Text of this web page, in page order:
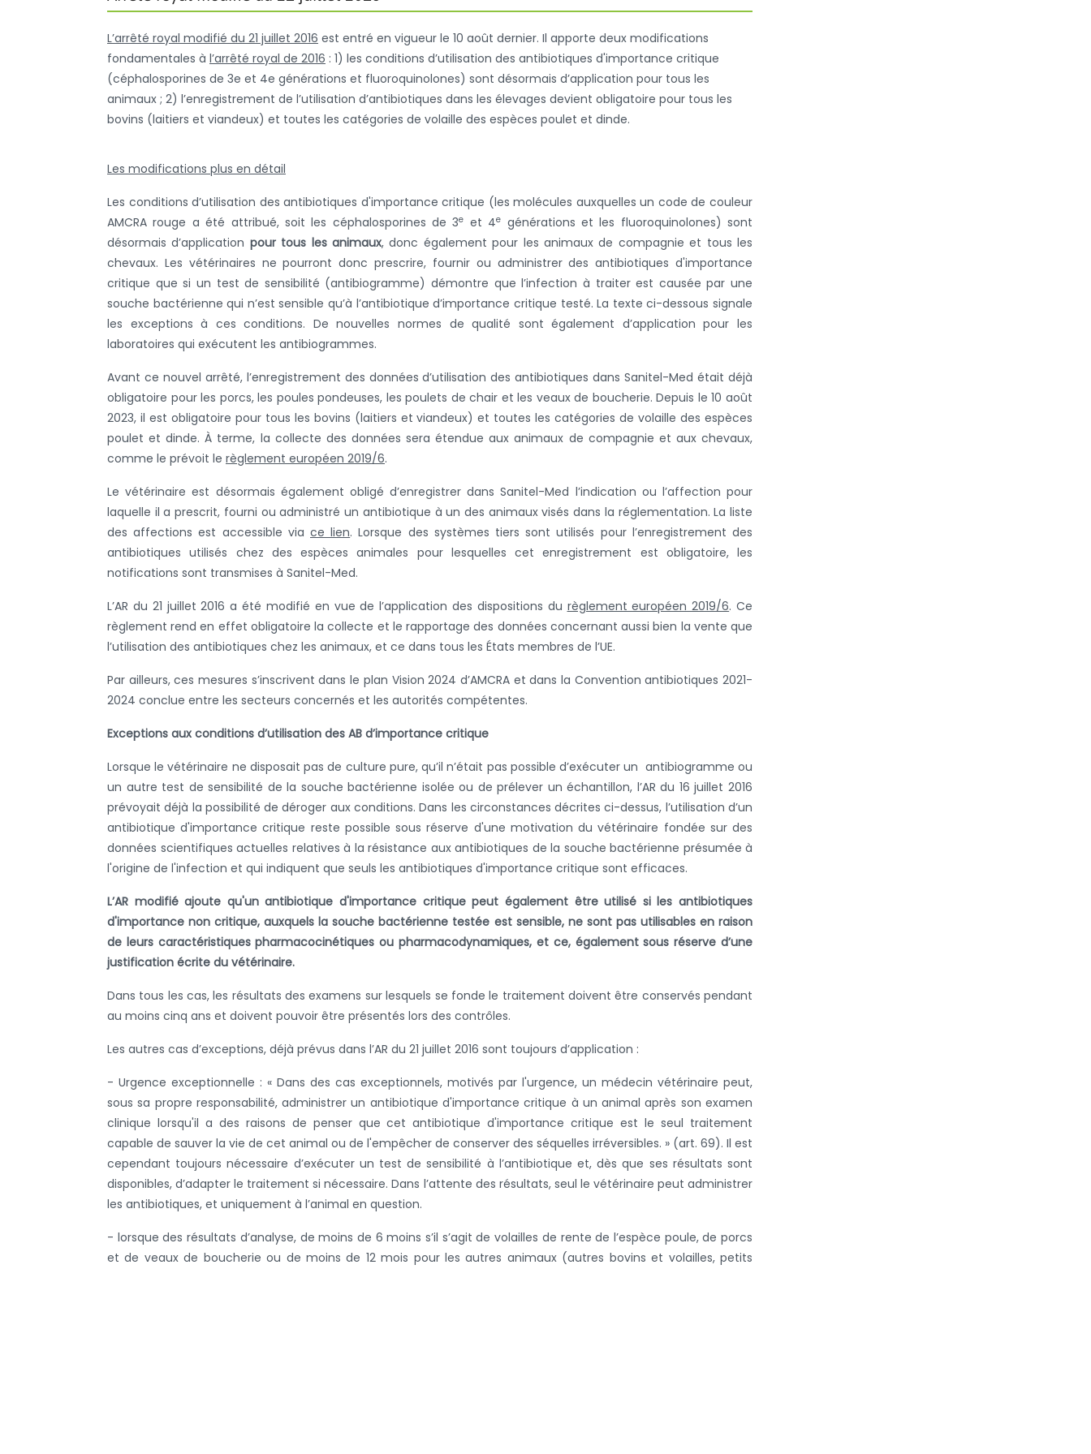
L’arrêté royal modifié du 21 juillet 2016 est entré en vigueur le 10 août dernier. Il apporte deux modifications
fondamentales à l’arrêté royal de 2016 : 1) les conditions d’utilisation des antibiotiques d'importance critique
(céphalosporines de 3e et 4e générations et fluoroquinolones) sont désormais d’application pour tous les
animaux ; 2) l’enregistrement de l’utilisation d’antibiotiques dans les élevages devient obligatoire pour tous les
bovins (laitiers et viandeux) et toutes les catégories de volaille des espèces poulet et dinde.
Les modifications plus en détail
Les conditions d’utilisation des antibiotiques d'importance critique (les molécules auxquelles un code de couleur
AMCRA rouge a été attribué, soit les céphalosporines de 3e et 4e générations et les fluoroquinolones) sont
désormais d’application pour tous les animaux, donc également pour les animaux de compagnie et tous les
chevaux. Les vétérinaires ne pourront donc prescrire, fournir ou administrer des antibiotiques d'importance
critique que si un test de sensibilité (antibiogramme) démontre que l’infection à traiter est causée par une
souche bactérienne qui n’est sensible qu’à l’antibiotique d’importance critique testé. La texte ci-dessous signale
les exceptions à ces conditions. De nouvelles normes de qualité sont également d’application pour les
laboratoires qui exécutent les antibiogrammes.
Avant ce nouvel arrêté, l’enregistrement des données d’utilisation des antibiotiques dans Sanitel-Med était déjà
obligatoire pour les porcs, les poules pondeuses, les poulets de chair et les veaux de boucherie. Depuis le 10 août
2023, il est obligatoire pour tous les bovins (laitiers et viandeux) et toutes les catégories de volaille des espèces
poulet et dinde. À terme, la collecte des données sera étendue aux animaux de compagnie et aux chevaux,
comme le prévoit le règlement européen 2019/6.
Le vétérinaire est désormais également obligé d’enregistrer dans Sanitel-Med l’indication ou l’affection pour
laquelle il a prescrit, fourni ou administré un antibiotique à un des animaux visés dans la réglementation. La liste
des affections est accessible via ce lien. Lorsque des systèmes tiers sont utilisés pour l’enregistrement des
antibiotiques utilisés chez des espèces animales pour lesquelles cet enregistrement est obligatoire, les
notifications sont transmises à Sanitel-Med.
L’AR du 21 juillet 2016 a été modifié en vue de l’application des dispositions du règlement européen 2019/6. Ce
règlement rend en effet obligatoire la collecte et le rapportage des données concernant aussi bien la vente que
l’utilisation des antibiotiques chez les animaux, et ce dans tous les États membres de l’UE.
Par ailleurs, ces mesures s’inscrivent dans le plan Vision 2024 d’AMCRA et dans la Convention antibiotiques 2021-
2024 conclue entre les secteurs concernés et les autorités compétentes.
Exceptions aux conditions d’utilisation des AB d’importance critique
Lorsque le vétérinaire ne disposait pas de culture pure, qu’il n’était pas possible d’exécuter un antibiogramme ou
un autre test de sensibilité de la souche bactérienne isolée ou de prélever un échantillon, l’AR du 16 juillet 2016
prévoyait déjà la possibilité de déroger aux conditions. Dans les circonstances décrites ci-dessus, l’utilisation d’un
antibiotique d'importance critique reste possible sous réserve d'une motivation du vétérinaire fondée sur des
données scientifiques actuelles relatives à la résistance aux antibiotiques de la souche bactérienne présumée à
l'origine de l'infection et qui indiquent que seuls les antibiotiques d'importance critique sont efficaces.
L’AR modifié ajoute qu'un antibiotique d'importance critique peut également être utilisé si les antibiotiques
d'importance non critique, auxquels la souche bactérienne testée est sensible, ne sont pas utilisables en raison
de leurs caractéristiques pharmacocinétiques ou pharmacodynamiques, et ce, également sous réserve d’une
justification écrite du vétérinaire.
Dans tous les cas, les résultats des examens sur lesquels se fonde le traitement doivent être conservés pendant
au moins cinq ans et doivent pouvoir être présentés lors des contrôles.
Les autres cas d’exceptions, déjà prévus dans l’AR du 21 juillet 2016 sont toujours d’application :
- Urgence exceptionnelle : « Dans des cas exceptionnels, motivés par l'urgence, un médecin vétérinaire peut,
sous sa propre responsabilité, administrer un antibiotique d'importance critique à un animal après son examen
clinique lorsqu'il a des raisons de penser que cet antibiotique d'importance critique est le seul traitement
capable de sauver la vie de cet animal ou de l'empêcher de conserver des séquelles irréversibles. » (art. 69). Il est
cependant toujours nécessaire d’exécuter un test de sensibilité à l’antibiotique et, dès que ses résultats sont
disponibles, d’adapter le traitement si nécessaire. Dans l’attente des résultats, seul le vétérinaire peut administrer
les antibiotiques, et uniquement à l’animal en question.
- lorsque des résultats d’analyse, de moins de 6 moins s’il s’agit de volailles de rente de l’espèce poule, de porcs
et de veaux de boucherie ou de moins de 12 mois pour les autres animaux (autres bovins et volailles, petits